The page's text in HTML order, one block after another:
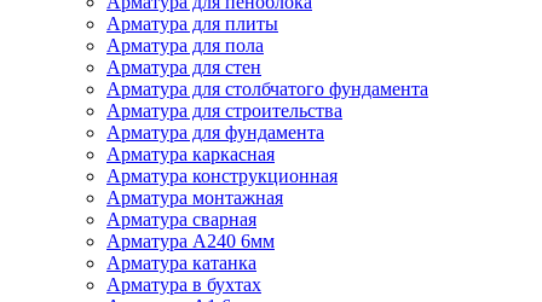
Арматура для плиты
Арматура для пола
Арматура для стен
Арматура для столбчатого фундамента
Арматура для строительства
Арматура для фундамента
Арматура каркасная
Арматура конструкционная
Арматура монтажная
Арматура сварная
Арматура А240 6мм
Арматура катанка
Арматура в бухтах